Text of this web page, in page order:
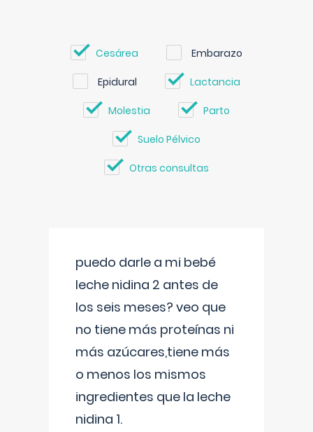
Cesárea Embarazo
Epidural Lactancia
Molestia Parto
Suelo Pélvico
Otras consultas
puedo darle a mi bebé
leche nidina 2 antes de
los seis meses? veo que
no tiene más proteínas ni
más azúcares,tiene más
o menos los mismos
ingredientes que la leche
nidina 1.